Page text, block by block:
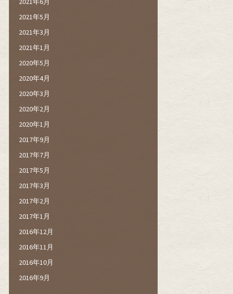
2021年5月
2021年3月
2021年1月
2020年5月
2020年4月
2020年3月
2020年2月
2020年1月
2017年9月
2017年7月
2017年5月
2017年3月
2017年2月
2017年1月
2016年12月
2016年11月
2016年10月
2016年9月